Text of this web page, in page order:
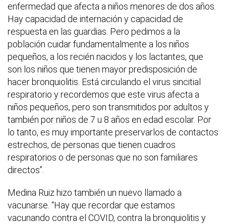
enfermedad que afecta a niños menores de dos años.
Hay capacidad de internación y capacidad de
respuesta en las guardias. Pero pedimos a la
población cuidar fundamentalmente a los niños
pequeños, a los recién nacidos y los lactantes, que
son los niños que tienen mayor predisposición de
hacer bronquiolitis. Está circulando el virus sincitial
respiratorio y recordemos que este virus afecta a
niños pequeños, pero son transmitidos por adultos y
también por niños de 7 u 8 años en edad escolar. Por
lo tanto, es muy importante preservarlos de contactos
estrechos, de personas que tienen cuadros
respiratorios o de personas que no son familiares
directos”.
Medina Ruiz hizo también un nuevo llamado a
vacunarse. “Hay que recordar que estamos
vacunando contra el COVID, contra la bronquiolitis y